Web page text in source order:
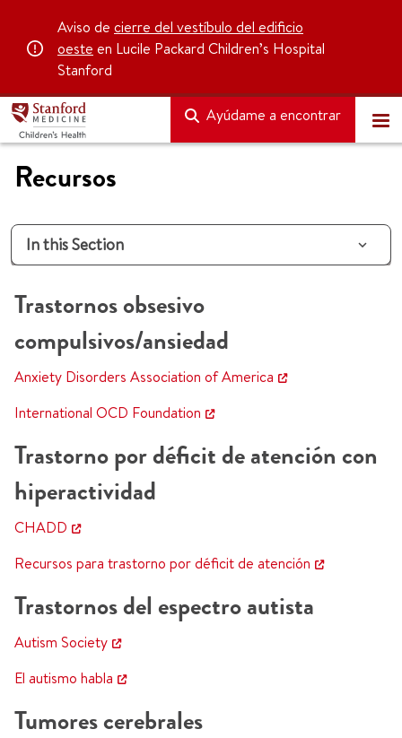
Aviso de cierre del vestíbulo del edificio
oeste en Lucile Packard Children’s Hospital
Stanford
Ayúdame a encontrar
Recursos
In this Section
Trastornos obsesivo
compulsivos/ansiedad
Anxiety Disorders Association of America
International OCD Foundation
Trastorno por déficit de atención con
hiperactividad
CHADD
Recursos para trastorno por déficit de atención
Trastornos del espectro autista
Autism Society
El autismo habla
Tumores cerebrales